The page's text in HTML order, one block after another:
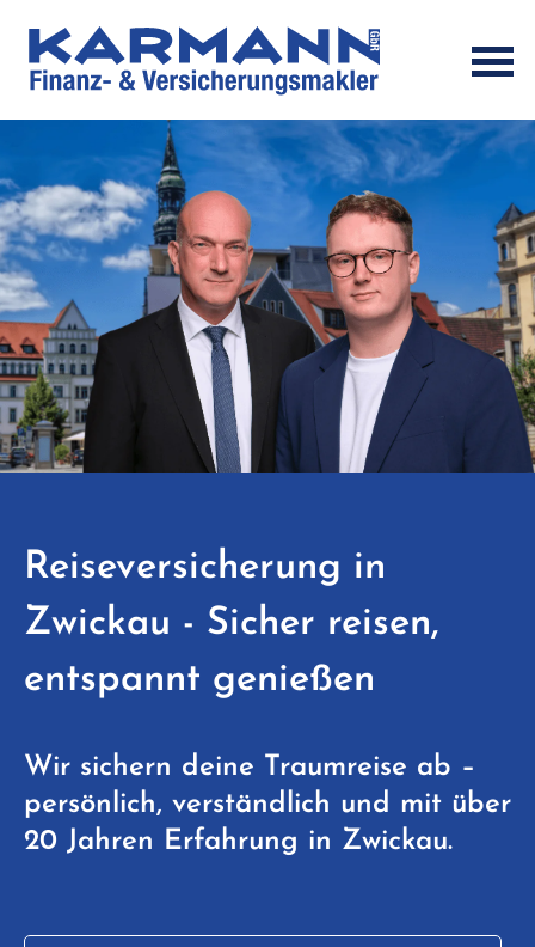
Reiseversicherung in
Zwickau - Sicher reisen,
entspannt genießen
Wir sichern deine Traumreise ab –
persönlich, verständlich und mit über
20 Jahren Erfahrung in Zwickau.